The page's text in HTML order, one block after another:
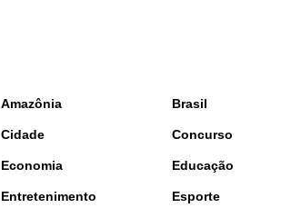
Amazônia Brasil
Cidade Concurso
Economia Educação
Entretenimento Esporte